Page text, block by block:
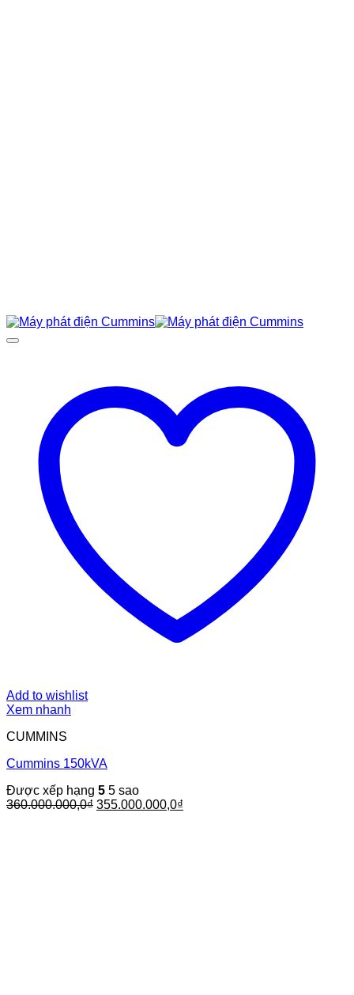
Add to wishlist
Xem nhanh
CUMMINS
Cummins 150kVA
Được xếp hạng 5 5 sao
360.000.000,0₫ Giá
355.000.000,0₫